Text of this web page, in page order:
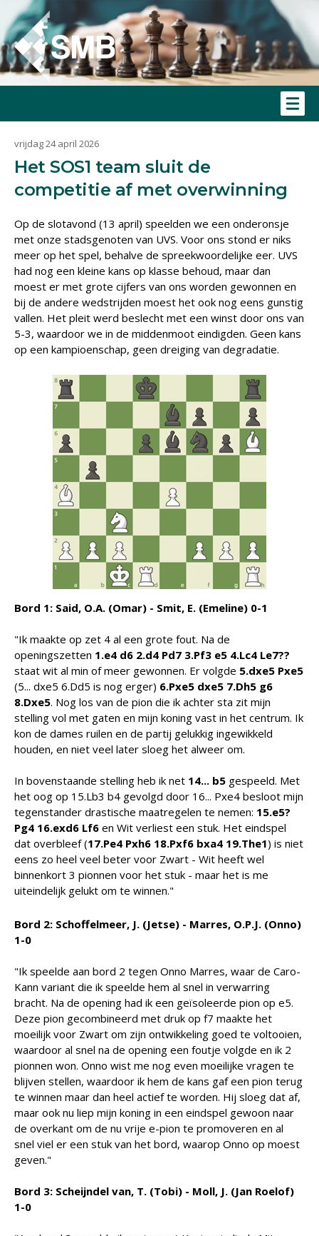
vrijdag 24 april 2026
Het SOS1 team sluit de
competitie af met overwinning
Op de slotavond (13 april) speelden we een onderonsje
met onze stadsgenoten van UVS. Voor ons stond er niks
meer op het spel, behalve de spreekwoordelijke eer. UVS
had nog een kleine kans op klasse behoud, maar dan
moest er met grote cijfers van ons worden gewonnen en
bij de andere wedstrijden moest het ook nog eens gunstig
vallen. Het pleit werd beslecht met een winst door ons van
5-3, waardoor we in de middenmoot eindigden. Geen kans
op een kampioenschap, geen dreiging van degradatie.
Bord 1: Said, O.A. (Omar) - Smit, E. (Emeline) 0-1
"Ik maakte op zet 4 al een grote fout. Na de
openingszetten 1.e4 d6 2.d4 Pd7 3.Pf3 e5 4.Lc4 Le7??
staat wit al min of meer gewonnen. Er volgde 5.dxe5 Pxe5
(5... dxe5 6.Dd5 is nog erger) 6.Pxe5 dxe5 7.Dh5 g6
8.Dxe5. Nog los van de pion die ik achter sta zit mijn
stelling vol met gaten en mijn koning vast in het centrum. Ik
kon de dames ruilen en de partij gelukkig ingewikkeld
houden, en niet veel later sloeg het alweer om.
In bovenstaande stelling heb ik net 14... b5 gespeeld. Met
het oog op 15.Lb3 b4 gevolgd door 16... Pxe4 besloot mijn
tegenstander drastische maatregelen te nemen: 15.e5?
Pg4 16.exd6 Lf6 en Wit verliest een stuk. Het eindspel
dat overbleef (17.Pe4 Pxh6 18.Pxf6 bxa4 19.The1) is niet
eens zo heel veel beter voor Zwart - Wit heeft wel
binnenkort 3 pionnen voor het stuk - maar het is me
uiteindelijk gelukt om te winnen."
Bord 2: Schoffelmeer, J. (Jetse) - Marres, O.P.J. (Onno)
1-0
"Ik speelde aan bord 2 tegen Onno Marres, waar de Caro-
Kann variant die ik speelde hem al snel in verwarring
bracht. Na de opening had ik een geïsoleerde pion op e5.
Deze pion gecombineerd met druk op f7 maakte het
moeilijk voor Zwart om zijn ontwikkeling goed te voltooien,
waardoor al snel na de opening een foutje volgde en ik 2
pionnen won. Onno wist me nog even moeilijke vragen te
blijven stellen, waardoor ik hem de kans gaf een pion terug
te winnen maar dan heel actief te worden. Hij sloeg dat af,
maar ook nu liep mijn koning in een eindspel gewoon naar
de overkant om de nu vrije e-pion te promoveren en al
snel viel er een stuk van het bord, waarop Onno op moest
geven."
Bord 3: Scheijndel van, T. (Tobi) - Moll, J. (Jan Roelof)
1-0